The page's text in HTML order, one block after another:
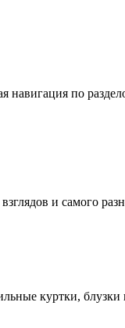
по
и самого
куртки,